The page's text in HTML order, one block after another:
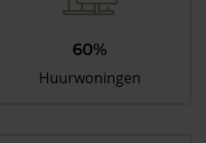
60%
Huurwoningen